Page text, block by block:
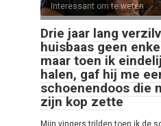
Interessant om te weten
Drie jaar lang
huisbaas geen
maar toen ik
halen, gaf hij me
schoenendoos die
zijn kop zette
Mijn vingers trilden toen ik de